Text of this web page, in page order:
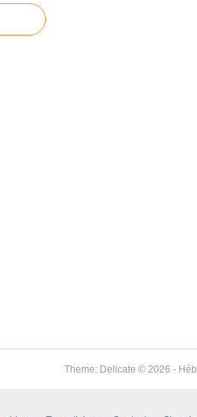
Theme: Delicate © 2026 -